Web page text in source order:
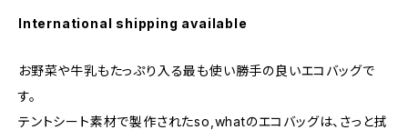
International shipping available
お野菜や牛乳もたっぷり入る最も使い勝手の良いエコバッグで
す。
テントシート素材で製作されたso,whatのエコバッグは、さっと拭